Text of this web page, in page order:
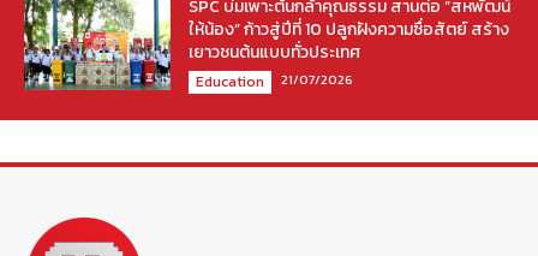
SPC บ่มเพาะต้นกล้าคุณธรรม สานต่อ “สหพัฒน์
ให้น้อง” ก้าวสู่ปีที่ 10 ปลูกฝังความซื่อสัตย์ สร้าง
เยาวชนต้นแบบทั่วประเทศ
Education 21/07/2026